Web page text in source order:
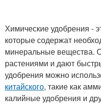
Химические удобрения -
которые содержат
минеральные вещества.
растениями и дают
удобрения можно
китайского, такие как
калийные удобрения и